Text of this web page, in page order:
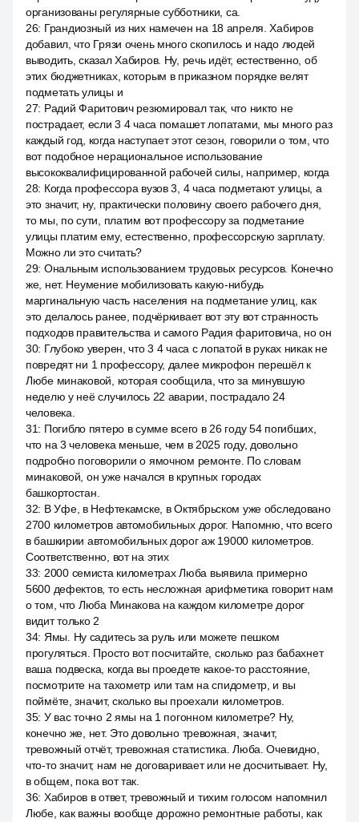
организованы регулярные субботники, са.
26: Грандиозный из них намечен на 18 апреля. Хабиров
добавил, что Грязи очень много скопилось и надо людей
выводить, сказал Хабиров. Ну, речь идёт, естественно, об
этих бюджетниках, которым в приказном порядке велят
подметать улицы и
27: Радий Фаритович резюмировал так, что никто не
пострадает, если 3 4 часа помашет лопатами, мы много раз
каждый год, когда наступает этот сезон, говорили о том, что
вот подобное нерациональное использование
высококвалифицированной рабочей силы, например, когда
28: Когда профессора вузов 3, 4 часа подметают улицы, а
это значит, ну, практически половину своего рабочего дня,
то мы, по сути, платим вот профессору за подметание
улицы платим ему, естественно, профессорскую зарплату.
Можно ли это считать?
29: Ональным использованием трудовых ресурсов. Конечно
же, нет. Неумение мобилизовать какую-нибудь
маргинальную часть населения на подметание улиц, как
это делалось ранее, подчёркивает вот эту вот странность
подходов правительства и самого Радия фаритовича, но он
30: Глубоко уверен, что 3 4 часа с лопатой в руках никак не
повредят ни 1 профессору, далее микрофон перешёл к
Любе минаковой, которая сообщила, что за минувшую
неделю у неё случилось 22 аварии, пострадало 24
человека.
31: Погибло пятеро в сумме всего в 26 году 54 погибших,
что на 3 человека меньше, чем в 2025 году, довольно
подробно поговорили о ямочном ремонте. По словам
минаковой, он уже начался в крупных городах
башкортостан.
32: В Уфе, в Нефтекамске, в Октябрьском уже обследовано
2700 километров автомобильных дорог. Напомню, что всего
в башкирии автомобильных дорог аж 19000 километров.
Соответственно, вот на этих
33: 2000 семиста километрах Люба выявила примерно
5600 дефектов, то есть несложная арифметика говорит нам
о том, что Люба Минакова на каждом километре дорог
видит только 2
34: Ямы. Ну садитесь за руль или можете пешком
прогуляться. Просто вот посчитайте, сколько раз бабахнет
ваша подвеска, когда вы проедете какое-то расстояние,
посмотрите на тахометр или там на спидометр, и вы
поймёте, значит, сколько вы проехали километров.
35: У вас точно 2 ямы на 1 погонном километре? Ну,
конечно же, нет. Это довольно тревожная, значит,
тревожный отчёт, тревожная статистика. Люба. Очевидно,
что-то значит, нам не договаривает или не досчитывает. Ну,
в общем, пока вот так.
36: Хабиров в ответ, тревожный и тихим голосом напомнил
Любе, как важны вообще дорожно ремонтные работы, как